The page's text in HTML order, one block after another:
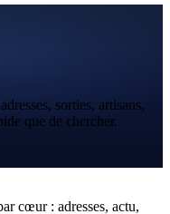
sorties, artisans,
que de chercher.
cœur : adresses, actu,